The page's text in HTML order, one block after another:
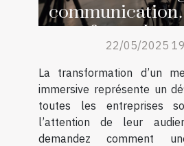
communication
transforme les
en vidéos22/05/2025
La transformation d’un
immersive représente un
toutes les entreprises
l’attention de leur
demandez comment